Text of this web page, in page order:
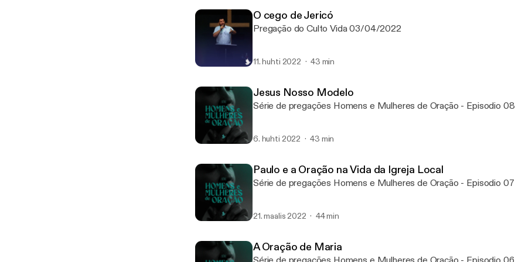
O cego de Jericó
Pregação do Culto Vida 03/04/2022
11. huhti 2022 43 min
Jesus Nosso Modelo
Série de pregações Homens e Mulheres de Oração - Episodio 08
6. huhti 2022 43 min
Paulo e a Oração na Vida da Igreja Local
Série de pregações Homens e Mulheres de Oração - Episodio 07
21. maalis 2022 44 min
A Oração de Maria